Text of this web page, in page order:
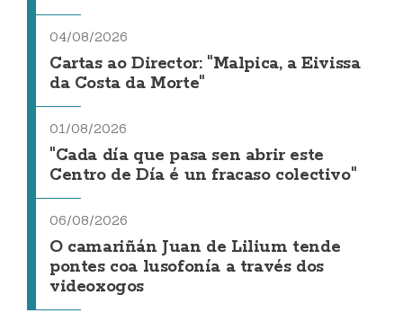
04/08/2026
Cartas ao Director: "Malpica, a Eivissa
da Costa da Morte"
01/08/2026
"Cada día que pasa sen abrir este
Centro de Día é un fracaso colectivo"
06/08/2026
O camariñán Juan de Lilium tende
pontes coa lusofonía a través dos
videoxogos